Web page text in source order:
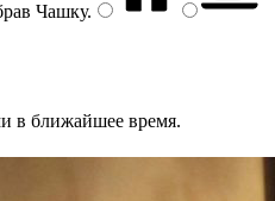
Чашку.
в ближайшее время.